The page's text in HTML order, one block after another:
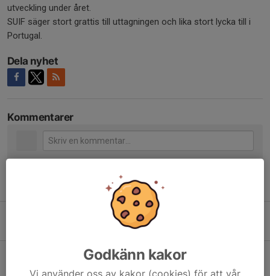
utveckling under året.
SUIF säger stort grattis till uttagningen och lika stort lycka till i
Portugal.
Dela nyhet
Kommentarer
SUIFs Summercamp 2026
Int. elitläger i Söderhamn
Godkänn kakor
Vi använder oss av kakor (cookies) för att vår